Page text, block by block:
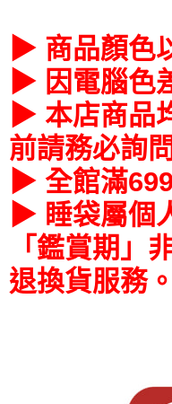
▶ 商品顏色
▶ 因電腦色
▶ 本店商品
前請務必詢
▶ 全館滿
▶ 睡袋屬個
「鑑賞期」
退換貨服務